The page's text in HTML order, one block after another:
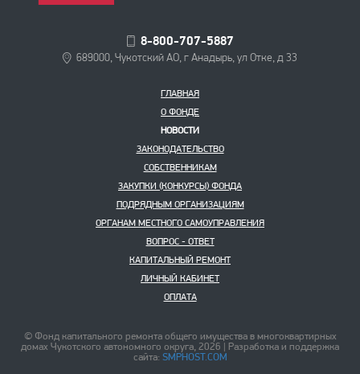
8-800-707-5887
689000, Чукотский АО, г Анадырь, ул Отке, д 33
ГЛАВНАЯ
О ФОНДЕ
НОВОСТИ
ЗАКОНОДАТЕЛЬСТВО
СОБСТВЕННИКАМ
ЗАКУПКИ (КОНКУРСЫ) ФОНДА
ПОДРЯДНЫМ ОРГАНИЗАЦИЯМ
ОРГАНАМ МЕСТНОГО САМОУПРАВЛЕНИЯ
ВОПРОС - ОТВЕТ
КАПИТАЛЬНЫЙ РЕМОНТ
ЛИЧНЫЙ КАБИНЕТ
ОПЛАТА
© Фонд капитального ремонта общего имущества в многоквартирных
домах Чукотского автономного округа, 2026 | Разработка и поддержка
сайта: SMPHOST.COM